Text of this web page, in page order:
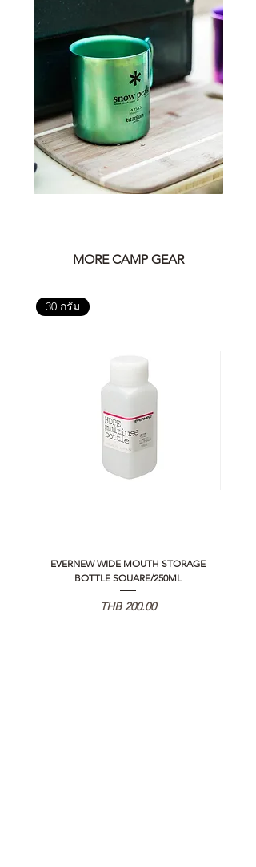
MORE CAMP GEAR
30 กรัม
EVERNEW WIDE MOUTH STORAGE
BOTTLE SQUARE/250ML
Price
THB 200.00